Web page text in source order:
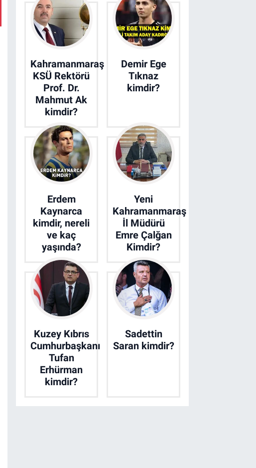
Kahramanmaraş
KSÜ Rektörü
Prof. Dr.
Mahmut Ak
kimdir?
Demir Ege
Tıknaz
kimdir?
Erdem
Kaynarca
kimdir, nereli
ve kaç
yaşında?
Yeni
Kahramanmaraş
İl Müdürü
Emre Çalğan
Kimdir?
Kuzey Kıbrıs
Cumhurbaşkanı
Tufan
Erhürman
kimdir?
Sadettin
Saran kimdir?